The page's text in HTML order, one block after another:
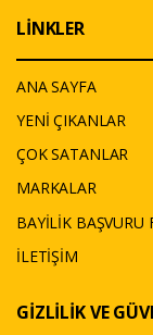
LİNKLER
ANA SAYFA
YENİ ÇIKANLAR
ÇOK SATANLAR
MARKALAR
BAYİLİK BAŞVURU
İLETİŞİM
GİZLİLİK VE